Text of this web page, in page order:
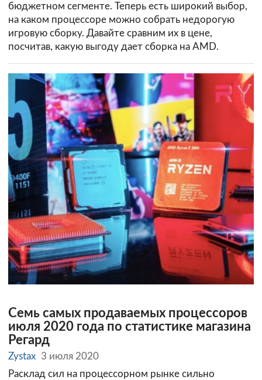
бюджетном сегменте. Теперь есть широкий выбор,
на каком процессоре можно собрать недорогую
игровую сборку. Давайте сравним их в цене,
посчитав, какую выгоду дает сборка на AMD.
Семь самых продаваемых процессоров
июля 2020 года по статистике магазина
Регард
Zystax 3 июля 2020
Расклад сил на процессорном рынке сильно